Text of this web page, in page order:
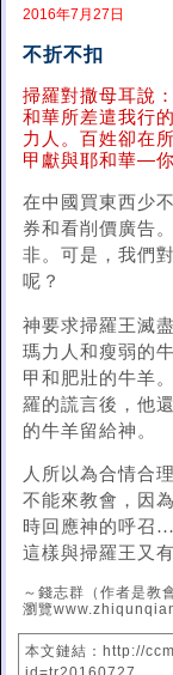
2016年7月27日
不折不扣
掃羅對撒母耳說
和華所差遣我行
力人。百姓卻在
甲獻與耶和華—
在中國買東西少
券和看削價廣告
非。可是，我們
呢？
神要求掃羅王滅
瑪力人和瘦弱的
甲和肥壯的牛羊
羅的謊言後，他
的牛羊留給神。
人所以為合情合
不能來教會，因
時回應神的呼召
這樣與掃羅王又
～錢志群（作者是教
瀏覽
本文鏈結：http://